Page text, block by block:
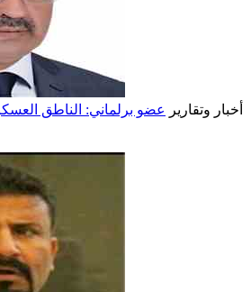
أخبار وتقارير
عضو برلماني: الناطق